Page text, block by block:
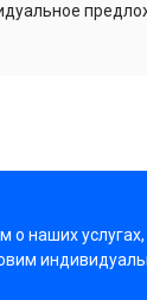
о наших